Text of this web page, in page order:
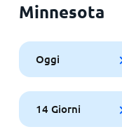
Minnesota
Oggi
14 Giorni